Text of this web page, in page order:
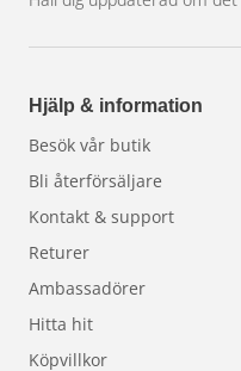
Hjälp & information
Besök vår butik
Bli återförsäljare
Kontakt & support
Returer
Ambassadörer
Hitta hit
Köpvillkor